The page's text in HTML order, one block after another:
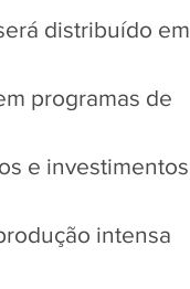
distribuído em
programas de
e investimentos
intensa